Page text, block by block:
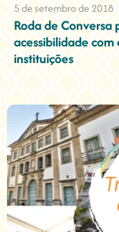
5 de setembro de 2018
Roda de Conversa
acessibilidade
instituições